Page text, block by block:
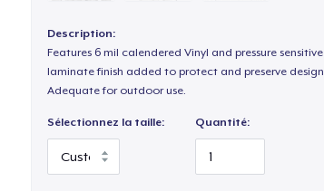
Description:
Features 6 mil calendered Vinyl and pressure
laminate finish added to protect and preserve
Adequate for outdoor use.
Sélectionnez la taille: Quantité: